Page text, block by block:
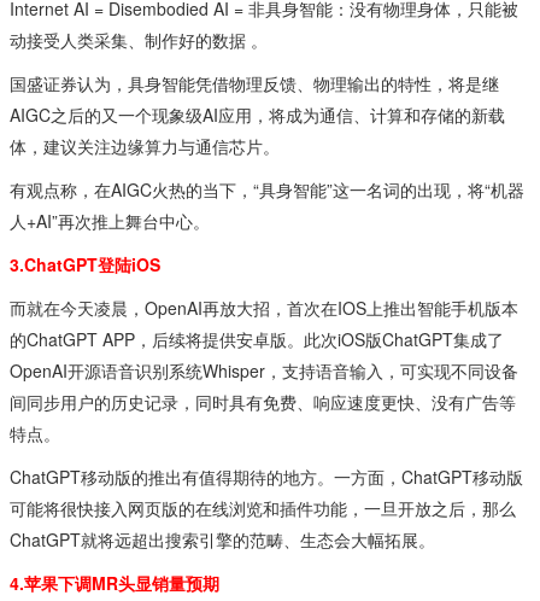
Internet AI = Disembodied AI = 非具身智能：没有物理身体，只能被
动接受人类采集、制作好的数据 。
国盛证券认为，具身智能凭借物理反馈、物理输出的特性，将是继
AIGC之后的又一个现象级AI应用，将成为通信、计算和存储的新载
体，建议关注边缘算力与通信芯片。
有观点称，在AIGC火热的当下，“具身智能”这一名词的出现，将“机器
人+AI”再次推上舞台中心。
3.ChatGPT登陆iOS
而就在今天凌晨，OpenAI再放大招，首次在IOS上推出智能手机版本
的ChatGPT APP，后续将提供安卓版。此次iOS版ChatGPT集成了
OpenAI开源语音识别系统Whisper，支持语音输入，可实现不同设备
间同步用户的历史记录，同时具有免费、响应速度更快、没有广告等
特点。
ChatGPT移动版的推出有值得期待的地方。一方面，ChatGPT移动版
可能将很快接入网页版的在线浏览和插件功能，一旦开放之后，那么
ChatGPT就将远超出搜索引擎的范畴、生态会大幅拓展。
4.苹果下调MR头显销量预期